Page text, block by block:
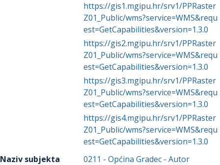
https://gis1.mgipu.hr/srv1/PPRaster
Z01_Public/wms?service=WMS&requ
est=GetCapabilities&version=1.3.0
https://gis2.mgipu.hr/srv1/PPRaster
Z01_Public/wms?service=WMS&requ
est=GetCapabilities&version=1.3.0
https://gis3.mgipu.hr/srv1/PPRaster
Z01_Public/wms?service=WMS&requ
est=GetCapabilities&version=1.3.0
https://gis4.mgipu.hr/srv1/PPRaster
Z01_Public/wms?service=WMS&requ
est=GetCapabilities&version=1.3.0
Naziv subjekta
0211 -Općina Gradec - Autor